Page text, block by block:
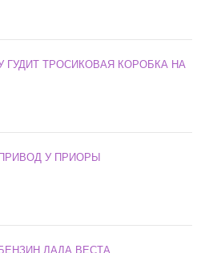
ГУДИТ ТРОСИКОВАЯ КОРОБКА НА
У ПРИОРЫ
ЛАДА ВЕСТА